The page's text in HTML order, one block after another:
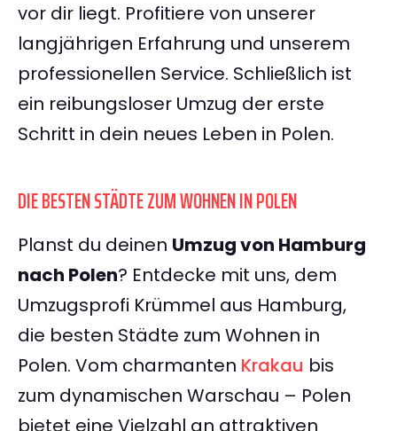
vor dir liegt. Profitiere von unserer
langjährigen Erfahrung und unserem
professionellen Service. Schließlich ist
ein reibungsloser Umzug der erste
Schritt in dein neues Leben in Polen.
DIE BESTEN STÄDTE ZUM WOHNEN IN POLEN
Planst du deinen Umzug von Hamburg
nach Polen? Entdecke mit uns, dem
Umzugsprofi Krümmel aus Hamburg,
die besten Städte zum Wohnen in
Polen. Vom charmanten Krakau bis
zum dynamischen Warschau – Polen